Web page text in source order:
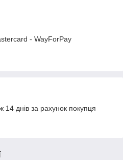
- WayForPay
днів за рахунок покупця